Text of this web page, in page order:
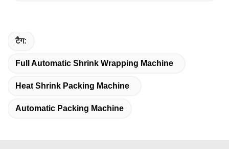
टैग:
Full Automatic Shrink Wrapping Machine
Heat Shrink Packing Machine
Automatic Packing Machine